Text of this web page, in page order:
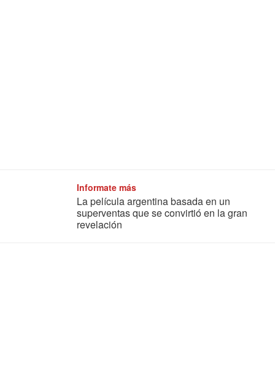
Informate más
La película argentina basada en un
superventas que se convirtió en la gran
revelación